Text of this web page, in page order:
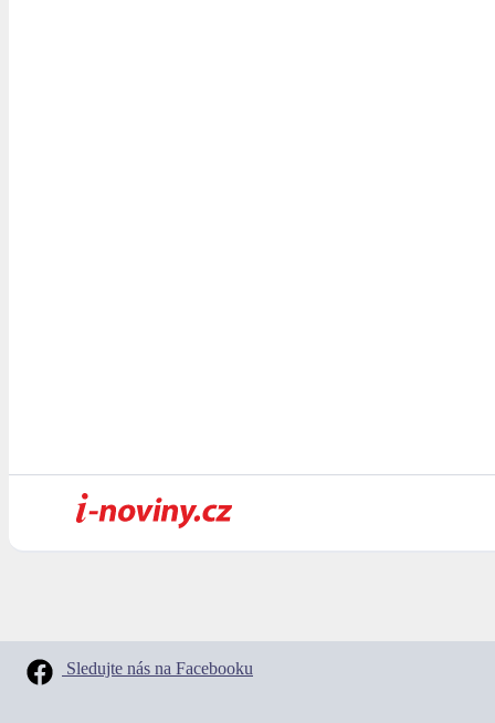
Sledujte nás na Facebooku